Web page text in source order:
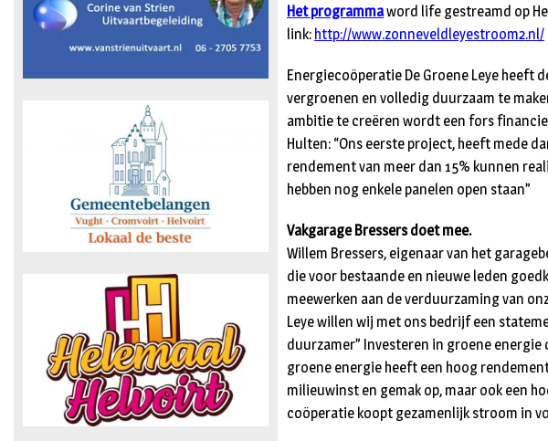
Het programmaword life gestreamd op
link: http://www.zonneveldleyestroom2.nl/
Energiecoöperatie De Groene Leye heeft
vergroenen en volledig duurzaam te
ambitie te creëren wordt een fors
Hulten: “Ons eerste project, heeft mede
rendement van meer dan 15% kunnen
hebben nog enkele panelen open staan”
Vakgarage Bressers doet mee.
Willem Bressers, eigenaar van het
die voor bestaande en nieuwe leden
meewerken aan de verduurzaming van
Leye willen wij met ons bedrijf een
duurzamer” Investeren in groene
groene energie heeft een hoog
milieuwinst en gemak op, maar ook een
coöperatie koopt gezamenlijk stroom in